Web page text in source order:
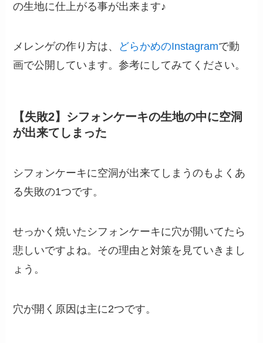
の生地に仕上がる事が出来ます♪
メレンゲの作り方は、 どらかめのInstagramで動
画で公開しています。参考にしてみてください。
【失敗2】シフォンケーキの生地の中に空洞
が出来てしまった
シフォンケーキに空洞が出来てしまうのもよくあ
る失敗の1つです。
せっかく焼いたシフォンケーキに穴が開いてたら
悲しいですよね。その理由と対策を見ていきまし
ょう。
穴が開く原因は主に2つです。